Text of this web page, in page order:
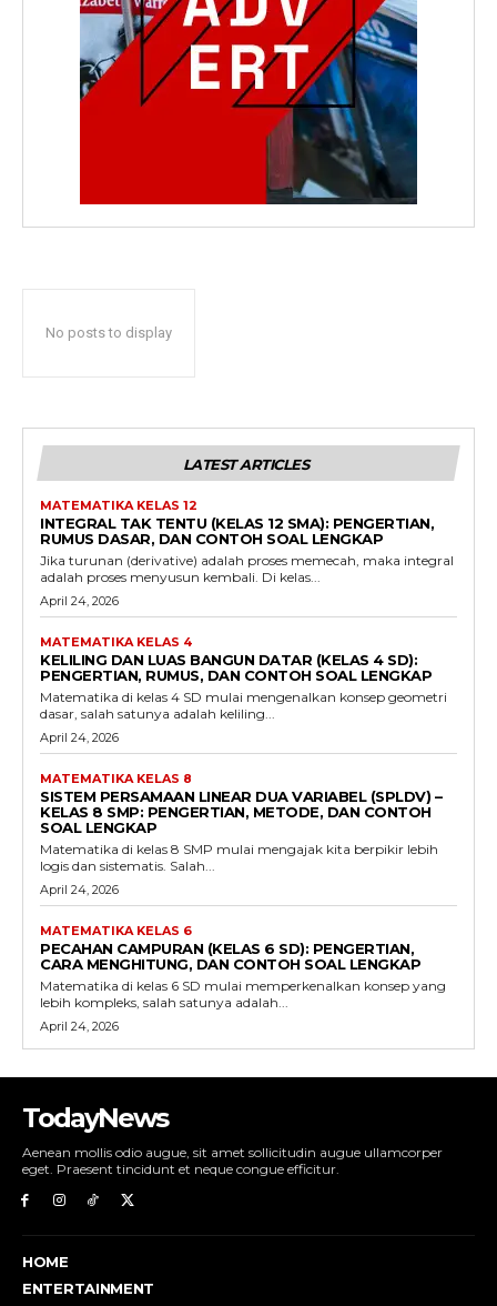
No posts to display
LATEST ARTICLES
MATEMATIKA KELAS 12
INTEGRAL TAK TENTU (KELAS 12 SMA): PENGERTIAN,
RUMUS DASAR, DAN CONTOH SOAL LENGKAP
Jika turunan (derivative) adalah proses memecah, maka integral
adalah proses menyusun kembali. Di kelas...
April 24, 2026
MATEMATIKA KELAS 4
KELILING DAN LUAS BANGUN DATAR (KELAS 4 SD):
PENGERTIAN, RUMUS, DAN CONTOH SOAL LENGKAP
Matematika di kelas 4 SD mulai mengenalkan konsep geometri
dasar, salah satunya adalah keliling...
April 24, 2026
MATEMATIKA KELAS 8
SISTEM PERSAMAAN LINEAR DUA VARIABEL (SPLDV) –
KELAS 8 SMP: PENGERTIAN, METODE, DAN CONTOH
SOAL LENGKAP
Matematika di kelas 8 SMP mulai mengajak kita berpikir lebih
logis dan sistematis. Salah...
April 24, 2026
MATEMATIKA KELAS 6
PECAHAN CAMPURAN (KELAS 6 SD): PENGERTIAN,
CARA MENGHITUNG, DAN CONTOH SOAL LENGKAP
Matematika di kelas 6 SD mulai memperkenalkan konsep yang
lebih kompleks, salah satunya adalah...
April 24, 2026
TodayNews
Aenean mollis odio augue, sit amet sollicitudin augue ullamcorper
eget. Praesent tincidunt et neque congue efficitur.
HOME
ENTERTAINMENT